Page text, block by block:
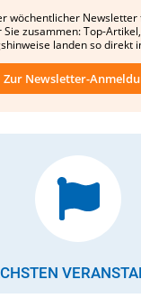
wöchentlicher
zusammen: Top-
landen so direkt
Zur Newsletter-